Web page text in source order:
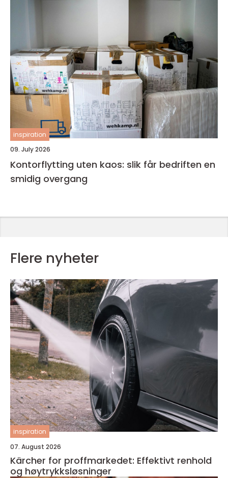
inspiration
09. July 2026
Kontorflytting uten kaos: slik får bedriften en
smidig overgang
Flere nyheter
inspiration
07. August 2026
Kärcher for proffmarkedet: Effektivt renhold
og høytrykksløsninger